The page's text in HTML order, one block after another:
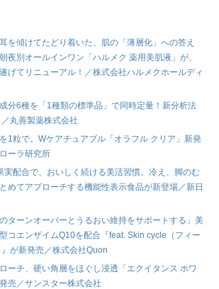
を傾けてたどり着いた、肌の「薄層化」への答え
夜別オールインワン「ハルメク 薬用美肌液」が、
げてリニューアル！／株式会社ハルメクホールディ
分6種を「1種類の標準品」で同時定量！新分析法
／丸善製薬株式会社
1粒で。Wケアチュアブル「オラフル クリア」新発
ーラ研究所
実配合で、おいしく続ける美活習慣。冷え、脚のむ
めてアプローチする機能性表示食品が新登場／新日
ターンオーバーとうるおい維持をサポートする」美
コエンザイムQ10を配合『feat. Skin cycle（フィー
が新発売／株式会社Quon
ーチ、硬い角層をほぐし浸透「エクイタンス ホワ
売／サンスター株式会社